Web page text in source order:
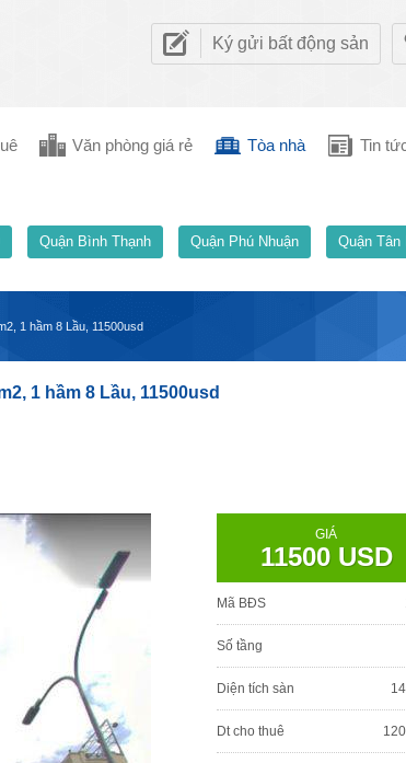
Ký gửi bất động sản
Văn phòng giá rẻ Tòa nhà Tin
Quận Bình Thạnh Quận Phú Nhuận Quận Tân
1 hầm 8 Lầu, 11500usd
1 hầm 8 Lầu, 11500usd
GIÁ
11500 USD
Mã BĐS
Số tầng
Diện tích sàn
Dt cho thuê